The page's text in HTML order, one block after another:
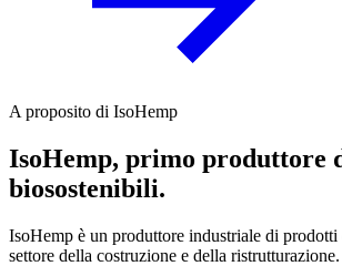
A proposito di IsoHemp
IsoHemp, primo produttore
biosostenibili.
IsoHemp è un produttore industriale di
settore della costruzione e della ristrutturazione.